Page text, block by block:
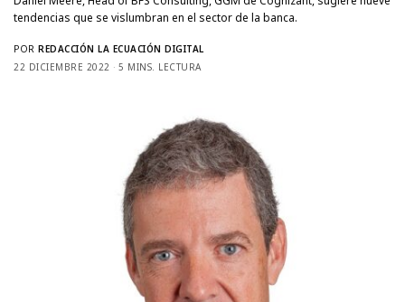
tendencias que se vislumbran en el sector de la banca.
POR REDACCIÓN LA ECUACIÓN DIGITAL
22 DICIEMBRE 2022
5 MINS. LECTURA